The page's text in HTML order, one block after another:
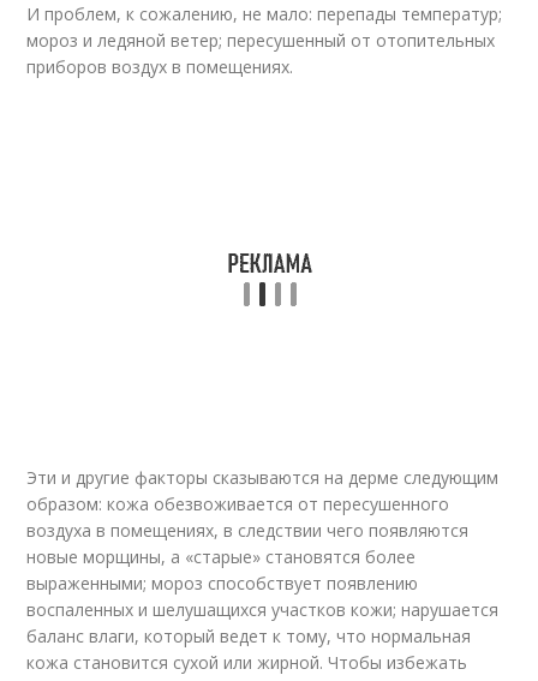
И проблем, к сожалению, не мало: перепады температур;
мороз и ледяной ветер; пересушенный от отопительных
приборов воздух в помещениях.
Эти и другие факторы сказываются на дерме следующим
образом: кожа обезвоживается от пересушенного
воздуха в помещениях, в следствии чего появляются
новые морщины, а «старые» становятся более
выраженными; мороз способствует появлению
воспаленных и шелушащихся участков кожи; нарушается
баланс влаги, который ведет к тому, что нормальная
кожа становится сухой или жирной. Чтобы избежать